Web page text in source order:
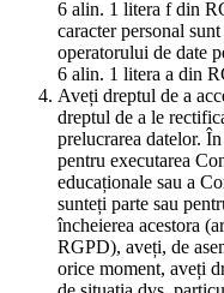
6 alin. 1 litera f din
caracter personal
operatorului de date
6 alin. 1 litera a din
Aveți dreptul de a
dreptul de a le
prelucrarea datelor.
pentru executarea
educaționale sau a
sunteți parte sau
încheierea acestora
RGPD), aveți, de
orice moment, aveți